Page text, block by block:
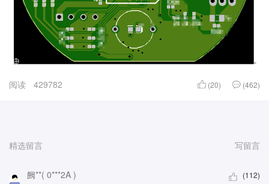
阅读 429782 (20) (462)
精选留言 写留言
阙**( 0***2A ) (112)